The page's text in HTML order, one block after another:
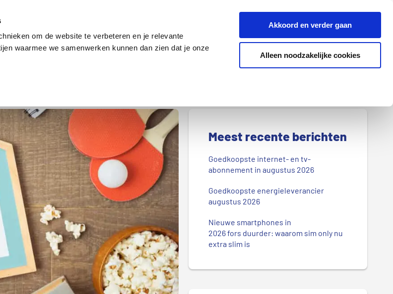
om de website te verbeteren en je relevante
waarmee we samenwerken kunnen dan zien dat je onze
Akkoord en verder gaan
Alleen noodzakelijke cookies
tv
Z
e
k
d
n
b
o
g
.
.
P
S
Meest recente berichten
Goedkoopste internet- en tv-
abonnement in augustus 2026
Goedkoopste energieleverancier
augustus 2026
Nieuwe smartphones in
2026 fors duurder: waarom sim only nu
extra slim is